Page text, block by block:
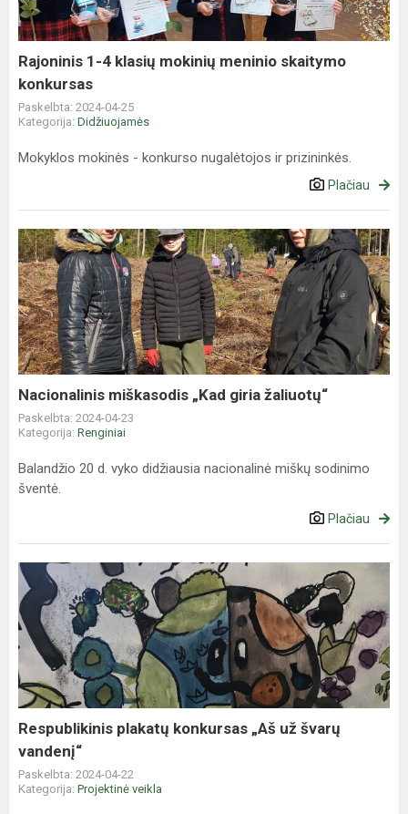
meninio
skaitymo
konkursas
Rajoninis 1-4 klasių mokinių meninio skaitymo
konkursas
Paskelbta: 2024-04-25
Kategorija: Didžiuojamės
Mokyklos mokinės - konkurso nugalėtojos ir prizininkės.
Plačiau
Nacionalinis
miškasodis
„Kad
giria
žaliuotų“
Nacionalinis miškasodis „Kad giria žaliuotų“
Paskelbta: 2024-04-23
Kategorija: Renginiai
Balandžio 20 d. vyko didžiausia nacionalinė miškų sodinimo
šventė.
Plačiau
Respublikinis
plakatų
konkursas
„Aš
švarų
vandenį“
Respublikinis plakatų konkursas „Aš už švarų
vandenį“
Paskelbta: 2024-04-22
Kategorija: Projektinė veikla